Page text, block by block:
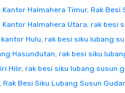
Halmahera Timur, Rak Besi
Halmahera Utara, rak besi
Hulu, rak besi siku lubang
Hasundutan, rak besi siku
Hilir, rak besi siku lubang susun
, Rak Besi Siku Lubang Susun